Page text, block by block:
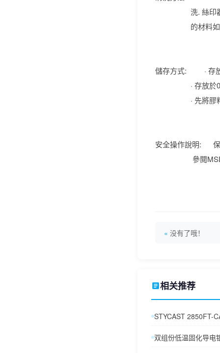
洗. 絲印器材在
的材料如聚氨
儲存方式: · 存放
· 存放於0°C下
· 先將膠料解
安全操作說明: 保
參閱
没有了哦！
相关推荐
STYCAST 2850FT-
双组份低温固化导电